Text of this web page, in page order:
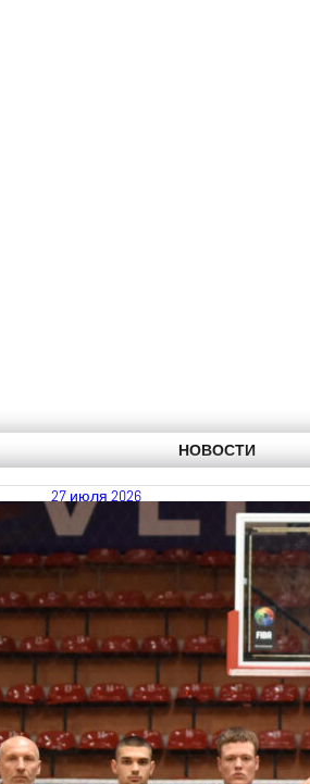
НОВОСТИ
27 июля 2026
Итоги FIBA U18 EuroBasket
КалендарьТаблица Выберите Обзор
Читать далее